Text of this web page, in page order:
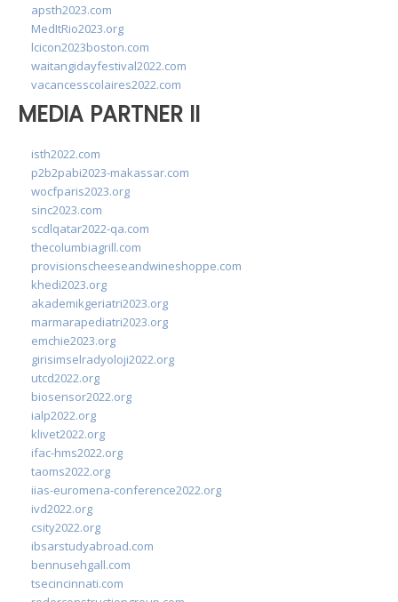
apsth2023.com
MedItRio2023.org
lcicon2023boston.com
waitangidayfestival2022.com
vacancesscolaires2022.com
MEDIA PARTNER II
isth2022.com
p2b2pabi2023-makassar.com
wocfparis2023.org
sinc2023.com
scdlqatar2022-qa.com
thecolumbiagrill.com
provisionscheeseandwineshoppe.com
khedi2023.org
akademikgeriatri2023.org
marmarapediatri2023.org
emchie2023.org
girisimselradyoloji2022.org
utcd2022.org
biosensor2022.org
ialp2022.org
klivet2022.org
ifac-hms2022.org
taoms2022.org
iias-euromena-conference2022.org
ivd2022.org
csity2022.org
ibsarstudyabroad.com
bennusehgall.com
tsecincinnati.com